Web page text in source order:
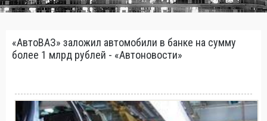
«АвтоВАЗ» заложил автомобили в банке на сумму
более 1 млрд рублей - «Автоновости»